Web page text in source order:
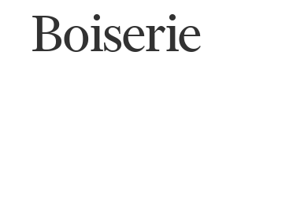
Boiserie